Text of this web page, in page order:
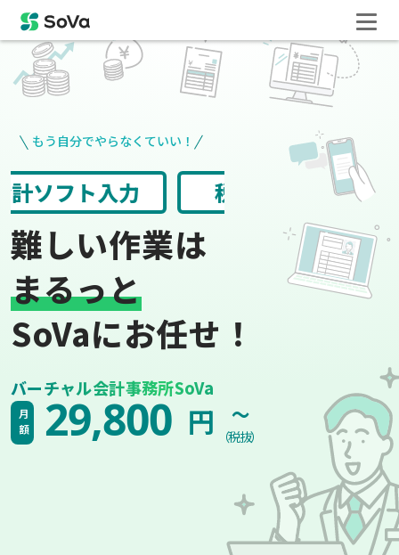
もう自分でやらなくていい！
請求書や領収書 役所手続き
難しい作業は
まるっと
SoVaにお任せ！
バーチャル会計事務所SoVa
月額 29,800 円 ~
（税抜）